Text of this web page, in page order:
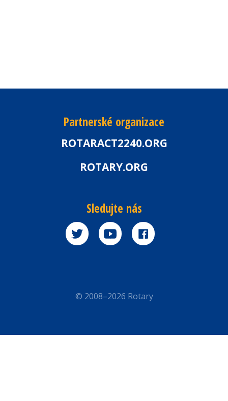
Partnerské organizace
ROTARACT2240.ORG
ROTARY.ORG
Sledujte nás
© 2008–2026 Rotary